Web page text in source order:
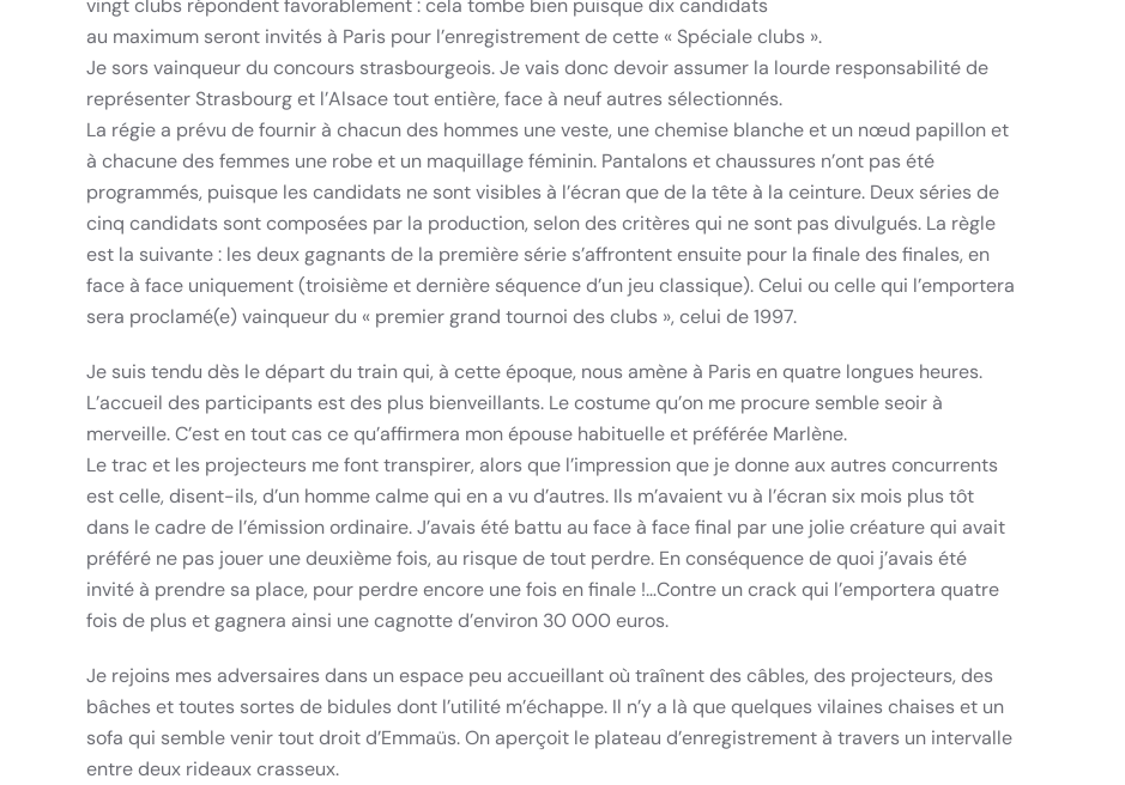
vingt clubs répondent favorablement : cela tombe bien puisque dix candidats
au maximum seront invités à Paris pour l’enregistrement de cette « Spéciale clubs ».
Je sors vainqueur du concours strasbourgeois. Je vais donc devoir assumer la lourde responsabilité de
représenter Strasbourg et l’Alsace tout entière, face à neuf autres sélectionnés.
La régie a prévu de fournir à chacun des hommes une veste, une chemise blanche et un nœud papillon et
à chacune des femmes une robe et un maquillage féminin. Pantalons et chaussures n’ont pas été
programmés, puisque les candidats ne sont visibles à l’écran que de la tête à la ceinture. Deux séries de
cinq candidats sont composées par la production, selon des critères qui ne sont pas divulgués. La règle
est la suivante : les deux gagnants de la première série s’affrontent ensuite pour la finale des finales, en
face à face uniquement (troisième et dernière séquence d’un jeu classique). Celui ou celle qui l’emportera
sera proclamé(e) vainqueur du « premier grand tournoi des clubs », celui de 1997.
Je suis tendu dès le départ du train qui, à cette époque, nous amène à Paris en quatre longues heures.
L’accueil des participants est des plus bienveillants. Le costume qu’on me procure semble seoir à
merveille. C’est en tout cas ce qu’affirmera mon épouse habituelle et préférée Marlène.
Le trac et les projecteurs me font transpirer, alors que l’impression que je donne aux autres concurrents
est celle, disent-ils, d’un homme calme qui en a vu d’autres. Ils m’avaient vu à l’écran six mois plus tôt
dans le cadre de l’émission ordinaire. J’avais été battu au face à face final par une jolie créature qui avait
préféré ne pas jouer une deuxième fois, au risque de tout perdre. En conséquence de quoi j’avais été
invité à prendre sa place, pour perdre encore une fois en finale !…Contre un crack qui l’emportera quatre
fois de plus et gagnera ainsi une cagnotte d’environ 30 000 euros.
Je rejoins mes adversaires dans un espace peu accueillant où traînent des câbles, des projecteurs, des
bâches et toutes sortes de bidules dont l’utilité m’échappe. Il n’y a là que quelques vilaines chaises et un
sofa qui semble venir tout droit d’Emmaüs. On aperçoit le plateau d’enregistrement à travers un intervalle
entre deux rideaux crasseux.